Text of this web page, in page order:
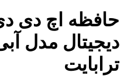
حافظه اچ دی
ترابایت